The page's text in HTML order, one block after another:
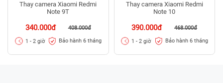
Thay camera Xiaomi Redmi
Note 9T
340.000đ 408.000đ
1 - 2 giờ Bảo hành 6 tháng
Thay camera Xiaomi Redmi
Note 10
390.000đ 468.000đ
1 - 2 giờ Bảo hành 6 tháng